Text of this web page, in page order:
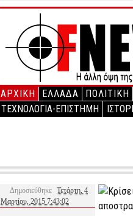
ΑΡΧΙΚΉ ΕΛΛΑΔΑ ΠΟΛΙΤΙΚΗ
ΤΕΧΝΟΛΟΓΙΑ-ΕΠΙΣΤΗΜΗ
Δημοσιεύθηκε Τετάρτη, 4
Μαρτίου, 2015 7:43:02